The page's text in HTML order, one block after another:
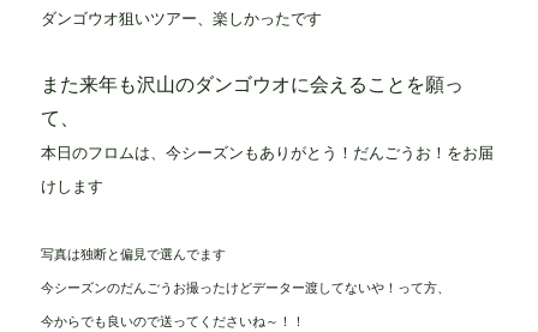
ダンゴウオ狙いツアー、楽しかったです
また来年も沢山のダンゴウオに会えることを願っ
て、
本日のフロムは、今シーズンもありがとう！だんごうお！をお届
けします
写真は独断と偏見で選んでます
今シーズンのだんごうお撮ったけどデーター渡してないや！って方、
今からでも良いので送ってくださいね～！！